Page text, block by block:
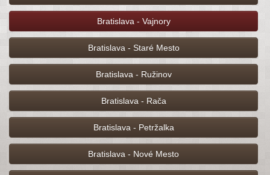
Bratislava - Vajnory
Bratislava - Staré Mesto
Bratislava - Ružinov
Bratislava - Rača
Bratislava - Petržalka
Bratislava - Nové Mesto